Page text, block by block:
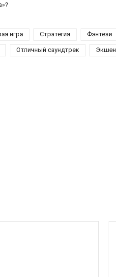
игра Стратегия Фэнтези
Отличный саундтрек Экшен